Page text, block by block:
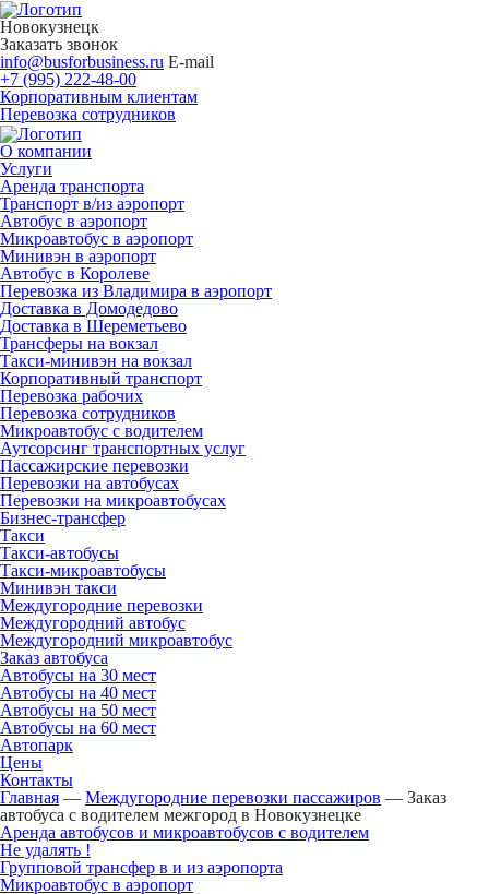
Новокузнецк
Заказать звонок
info@busforbusiness.ru E-mail
+7 (995) 222-48-00
Корпоративным клиентам
Перевозка сотрудников
О компании
Услуги
Аренда транспорта
Транспорт в/из аэропорт
Автобус в аэропорт
Микроавтобус в аэропорт
Минивэн в аэропорт
Автобус в Королеве
Перевозка из Владимира в аэропорт
Доставка в Домодедово
Доставка в Шереметьево
Трансферы на вокзал
Такси-минивэн на вокзал
Корпоративный транспорт
Перевозка рабочих
Перевозка сотрудников
Микроавтобус с водителем
Аутсорсинг транспортных услуг
Пассажирские перевозки
Перевозки на автобусах
Перевозки на микроавтобусах
Бизнес-трансфер
Такси
Такси-автобусы
Такси-микроавтобусы
Минивэн такси
Междугородние перевозки
Междугородний автобус
Междугородний микроавтобус
Заказ автобуса
Автобусы на 30 мест
Автобусы на 40 мест
Автобусы на 50 мест
Автобусы на 60 мест
Автопарк
Цены
Контакты
Главная — Междугородние перевозки пассажиров — Заказ
автобуса с водителем межгород в Новокузнецке
Аренда автобусов и микроавтобусов с водителем
Не удалять !
Групповой трансфер в и из аэропорта
Микроавтобус в аэропорт